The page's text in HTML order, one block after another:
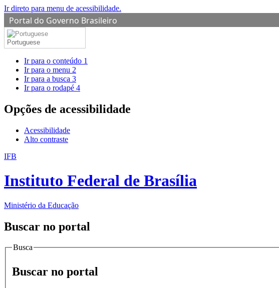
Ir direto para menu de acessibilidade.
Portal do Governo Brasileiro
Portuguese
Ir para o conteúdo 1
Ir para o menu 2
Ir para a busca 3
Ir para o rodapé 4
Opções de acessibilidade
Acessibilidade
Alto contraste
IFB
Instituto Federal de Brasília
Ministério da Educação
Buscar no portal
Busca
Buscar no portal